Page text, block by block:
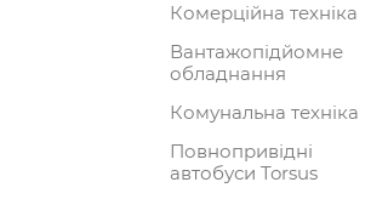
Комерційна техніка
Вантажопідйомне
обладнання
Комунальна техніка
Повнопривідні
автобуси Torsus